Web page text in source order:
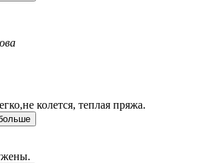
колется, теплая пряжа.